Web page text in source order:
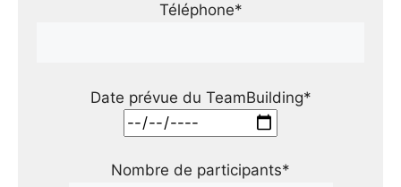
Téléphone*
Date prévue du TeamBuilding*
Nombre de participants*